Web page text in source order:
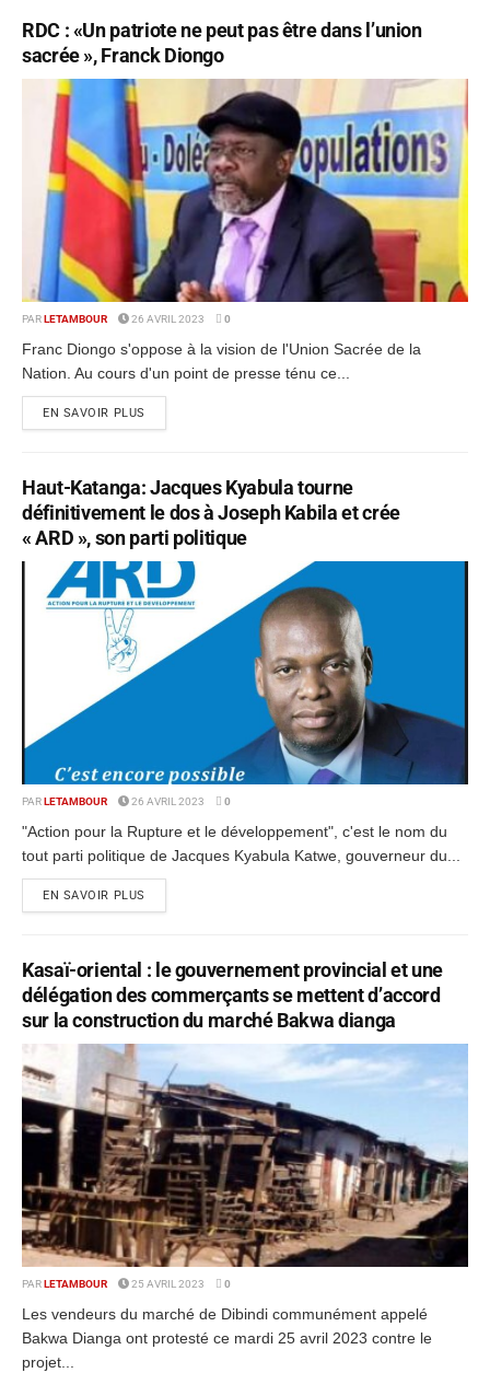
RDC : «Un patriote ne peut pas être dans l’union
sacrée », Franck Diongo
PAR LETAMBOUR 26 AVRIL 2023 0
Franc Diongo s'oppose à la vision de l'Union Sacrée de la
Nation. Au cours d'un point de presse ténu ce...
EN SAVOIR PLUS
Haut-Katanga: Jacques Kyabula tourne
définitivement le dos à Joseph Kabila et crée
« ARD », son parti politique
PAR LETAMBOUR 26 AVRIL 2023 0
"Action pour la Rupture et le développement", c'est le nom du
tout parti politique de Jacques Kyabula Katwe, gouverneur du...
EN SAVOIR PLUS
Kasaï-oriental : le gouvernement provincial et une
délégation des commerçants se mettent d’accord
sur la construction du marché Bakwa dianga
PAR LETAMBOUR 25 AVRIL 2023 0
Les vendeurs du marché de Dibindi communément appelé
Bakwa Dianga ont protesté ce mardi 25 avril 2023 contre le
projet...